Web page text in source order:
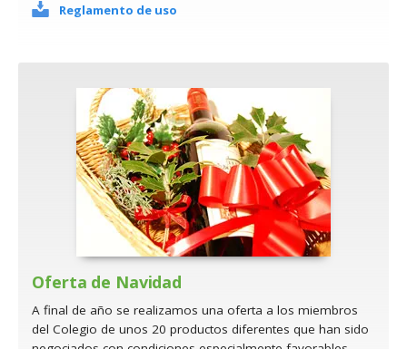
Reglamento de uso
Oferta de Navidad
A final de año se realizamos una oferta a los miembros
del Colegio de unos 20 productos diferentes que han sido